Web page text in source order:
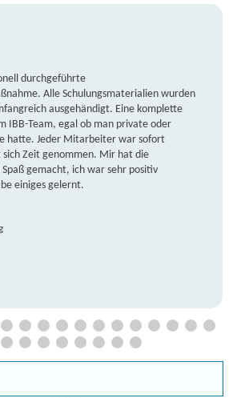
durchgeführte
Alle Schulungsmaterialien wurden
ausgehändigt. Eine komplette
IBB-Team, egal ob man private oder
hatte. Jeder Mitarbeiter war sofort
Zeit genommen. Mir hat die
gemacht, ich war sehr positiv
einiges gelernt.